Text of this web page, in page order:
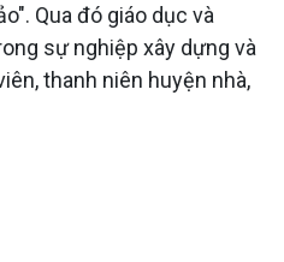
Qua đó giáo dục và
sự nghiệp xây dựng và
thanh niên huyện nhà,